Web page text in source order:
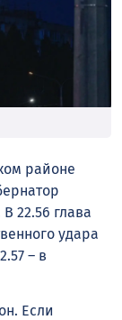
районе
22.56 глава
удара
– в
Если